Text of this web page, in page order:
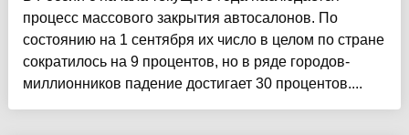
процесс массового закрытия автосалонов. По
состоянию на 1 сентября их число в целом по стране
сократилось на 9 процентов, но в ряде городов-
миллионников падение достигает 30 процентов....